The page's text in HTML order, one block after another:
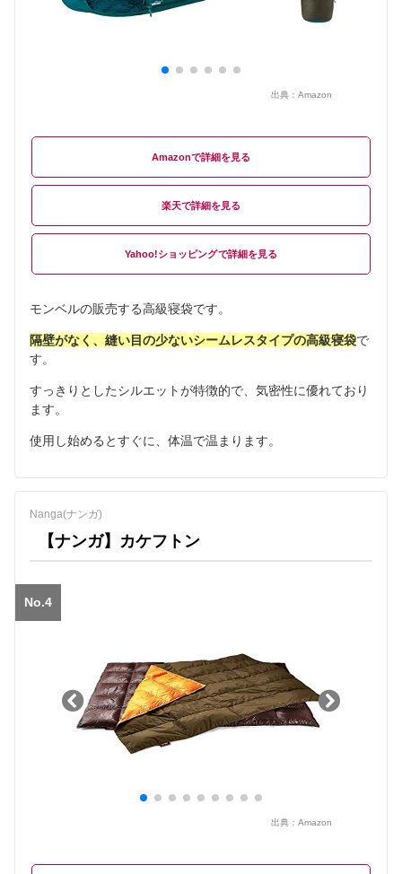
出典： Amazon
Amazon
楽天
Yahoo!ショッピング
モンベルの販売する高級寝袋です。
隔壁がなく、縫い目の少ないシームレスタイプの高級寝袋で
す。
すっきりとしたシルエットが特徴的で、気密性に優れており
ます。
使用し始めるとすぐに、体温で温まります。
Nanga(ナンガ)
【ナンガ】カケフトン
No.4
出典： Amazon